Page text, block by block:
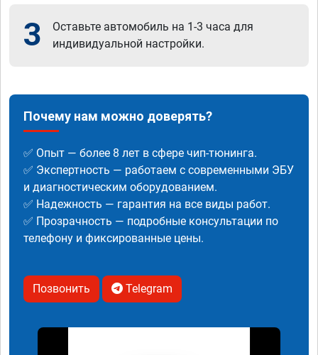
3
Оставьте автомобиль на 1-3 часа для
индивидуальной настройки.
Почему нам можно доверять?
✅ Опыт — более 8 лет в сфере чип-тюнинга.
✅ Экспертность — работаем с современными ЭБУ
и диагностическим оборудованием.
✅ Надежность — гарантия на все виды работ.
✅ Прозрачность — подробные консультации по
телефону и фиксированные цены.
Позвонить Telegram